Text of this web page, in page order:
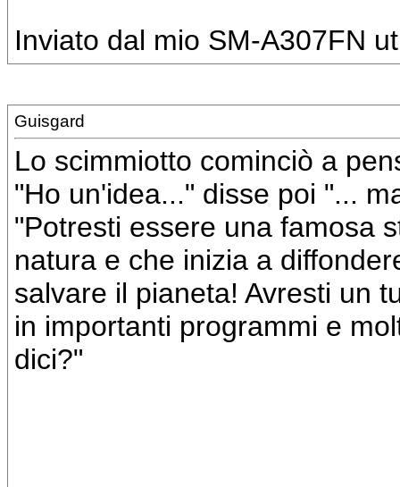
Inviato dal mio SM-A307FN
Guisgard
Lo scimmiotto cominciò a
"Ho un'idea..." disse poi "...
"Potresti essere una famosa
natura e che inizia a
salvare il pianeta! Avresti un
in importanti programmi e
dici?"